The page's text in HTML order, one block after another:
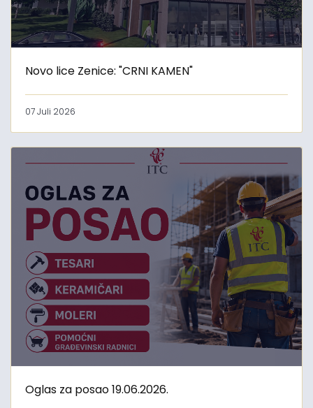
Novo lice Zenice: "CRNI KAMEN"
07 Juli 2026
Oglas za posao 19.06.2026.